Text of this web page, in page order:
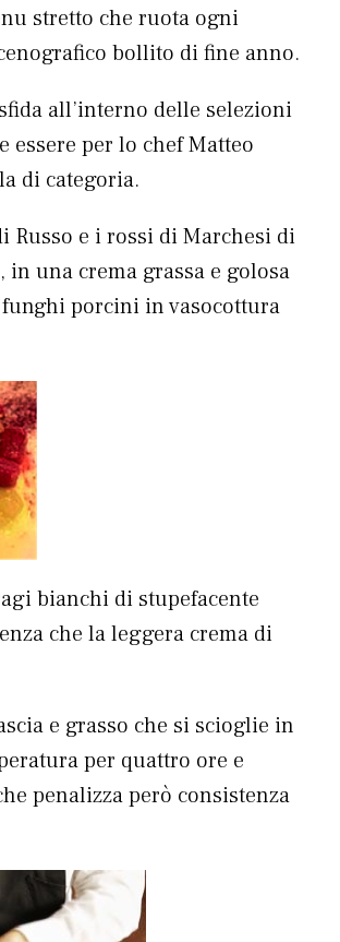
stretto che ruota ogni
bollito di fine anno.
all’interno delle selezioni
essere per lo chef Matteo
di categoria.
Russo e i rossi di Marchesi di
una crema grassa e golosa
porcini in vasocottura
bianchi di stupefacente
che la leggera crema di
e grasso che si scioglie in
per quattro ore e
penalizza però consistenza